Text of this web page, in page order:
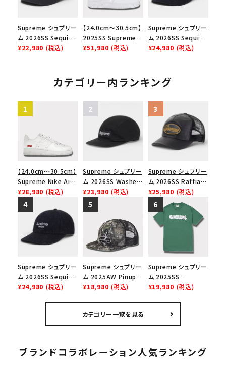
Supreme シュプリー
ム 2026SS Sequin
Denim Classic
シックロゴ 6パネルキ
ャップ インディゴ
¥22,980 (税込)
【24.0cm～30.5cm】
2025SS Supreme
GOODENOUGH
ムグッドイナフ ナイキ
エアフォース１スニー
¥51,980 (税込)
Supreme シュプリー
ム 2026SS Sequin
Denim Classic
シックロゴ 6パネルキ
ャップ ブラック
¥24,980 (税込)
カテゴリー内ランキング
【24.0cm～30.5cm】
Supreme Nike Air
Force 1 Low シュプ
リーム ナイキエアフォ
ース１スニーカー シ
ューズ ホワイト
¥28,980 (税込)
Supreme シュプリー
ム 2026SS Washed
Chino Twill Camp
Cap ウォッシュド チ
ノツイル キャンプキャ
ップ ブラック
¥23,980 (税込)
Supreme シュプリー
ム 2026SS Raffia
Mesh Back 5-Panel
ラフィアメッシュバック
5パネルキャップ ブラ
ック
¥25,980 (税込)
Supreme シュプリー
ム 2026SS Sequin
Denim Classic
ャップ ブラック
¥24,980 (税込)
Supreme シュプリー
ム 2025AW Pinup
Mesh Back 5-Panel
ップ トゥルーティン
バーHTC フォールカ
¥18,980 (税込)
Supreme シュプリー
ム 2025SS
Homerun Tee ホー
¥19,980 (税込)
カテゴリー一覧を見る
ブランドコラボレーション人気ランキング